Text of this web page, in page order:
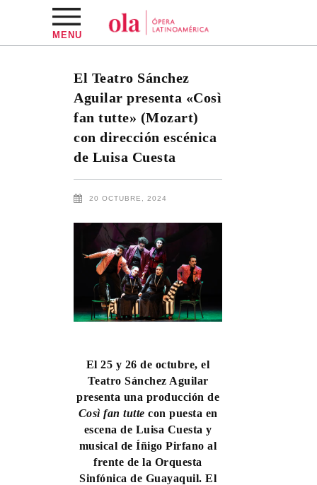
MENU
El Teatro Sánchez
Aguilar presenta «Così
fan tutte» (Mozart)
con dirección escénica
de Luisa Cuesta
20 OCTUBRE, 2024
El 25 y 26 de octubre, el
Teatro Sánchez Aguilar
presenta una producción de
Così fan tutte con puesta en
escena de Luisa Cuesta y
musical de Íñigo Pirfano al
frente de la Orquesta
Sinfónica de Guayaquil. El